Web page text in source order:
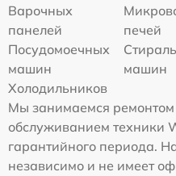
Варочных
панелей
печей
Посудомоечных
машин
машин
Холодильников
Мы занимаемся ремонтом
обслуживанием техники
гарантийного периода.
независимо и не имеет